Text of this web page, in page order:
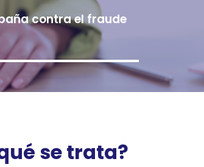
contra el fraude
se trata?